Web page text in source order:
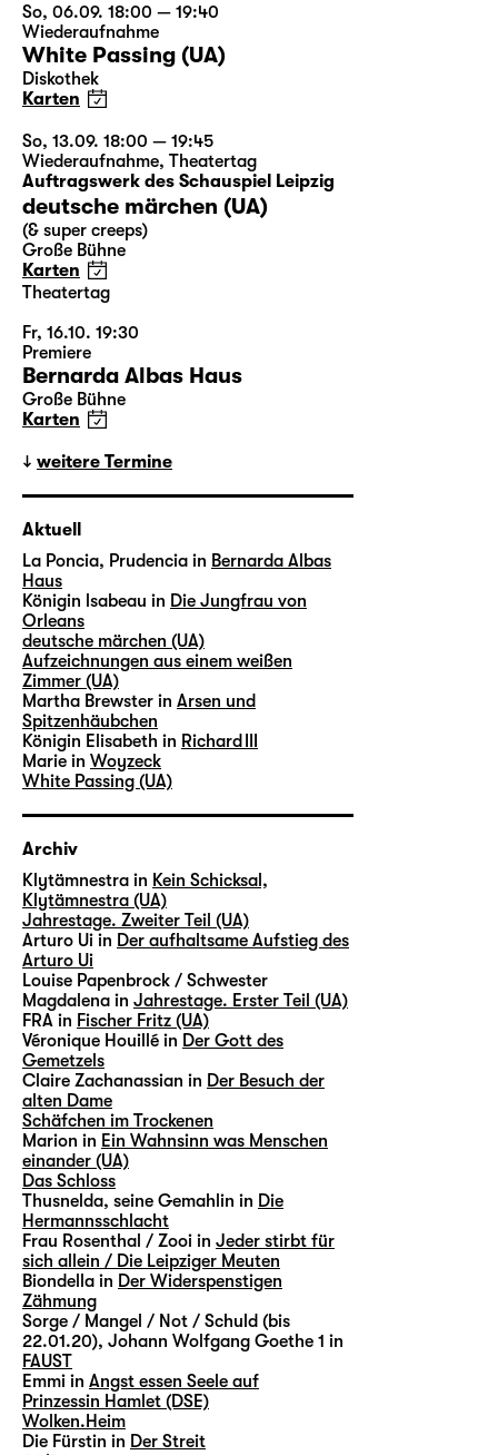
So, 06.09. 18:00 — 19:40
Wiederaufnahme
White Passing (UA)
Diskothek
Karten
So, 13.09. 18:00 — 19:45
Wiederaufnahme, Theatertag
Auftragswerk des Schauspiel Leipzig
deutsche märchen (UA)
(& super creeps)
Große Bühne
Karten
Theatertag
Fr, 16.10. 19:30
Premiere
Bernarda Albas Haus
Große Bühne
Karten
weitere Termine
Aktuell
La Poncia, Prudencia in Bernarda Albas
Haus
Königin lsabeau in Die Jungfrau von
Orleans
deutsche märchen (UA)
Aufzeichnungen aus einem weißen
Zimmer (UA)
Martha Brewster in Arsen und
Spitzenhäubchen
Königin Elisabeth in Richard III
Marie in Woyzeck
White Passing (UA)
Archiv
Klytämnestra in Kein Schicksal,
Klytämnestra (UA)
Jahrestage. Zweiter Teil (UA)
Arturo Ui in Der aufhaltsame Aufstieg des
Arturo Ui
Louise Papenbrock / Schwester
Magdalena in Jahrestage. Erster Teil (UA)
FRA in Fischer Fritz (UA)
Véronique Houillé in Der Gott des
Gemetzels
Claire Zachanassian in Der Besuch der
alten Dame
Schäfchen im Trockenen
Marion in Ein Wahnsinn was Menschen
einander (UA)
Das Schloss
Thusnelda, seine Gemahlin in Die
Hermannsschlacht
Frau Rosenthal / Zooi in Jeder stirbt für
sich allein / Die Leipziger Meuten
Biondella in Der Widerspenstigen
Zähmung
Sorge / Mangel / Not / Schuld (bis
22.01.20), Johann Wolfgang Goethe 1 in
FAUST
Emmi in Angst essen Seele auf
Prinzessin Hamlet (DSE)
Wolken.Heim
Die Fürstin in Der Streit